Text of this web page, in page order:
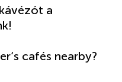
a
cafés nearby?